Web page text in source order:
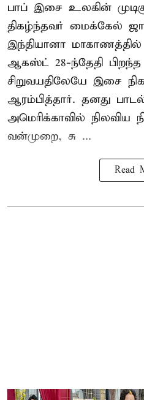
பாப் இசை உலகின்
திகழ்ந்தவர் மைக்கேல்
இந்தியானா
ஆகஸ்ட் 28-ந்தேதி
சிறுவயதிலேயே இசை
ஆரம்பித்தார். தனது
அமெரிக்காவில் நிலவிய
வன்முறை, சு ...
Read